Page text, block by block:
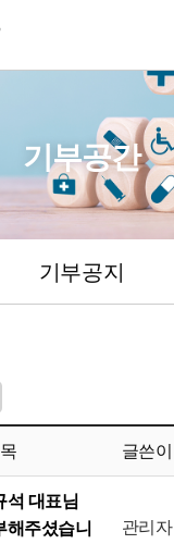
기부공간
기부공지
글쓴이
석 대표님
해주셨습니
관리자